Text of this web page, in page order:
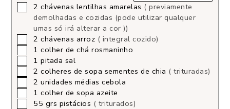
2 chávenas lentilhas amarelas ( previamente
demolhadas e cozidas (pode utilizar qualquer
umas só irá alterar a cor ))
2 chávenas arroz ( integral cozido)
1 colher de chá rosmaninho
1 pitada sal
2 colheres de sopa sementes de chia ( trituradas)
2 unidades médias cebola
1 colher de sopa azeite
55 grs pistácios ( triturados)